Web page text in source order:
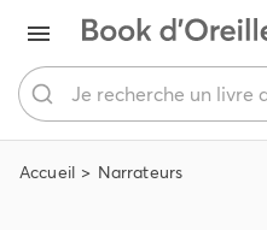
Accueil Narrateurs